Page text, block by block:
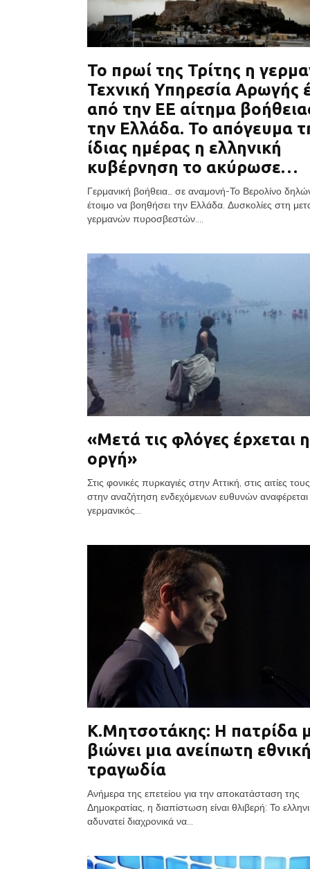
Το πρωί της Τρίτης η
Τεχνική Υπηρεσία Αρωγής
από την ΕΕ αίτημα
την Ελλάδα. Το απόγευμα
ίδιας ημέρας η ελληνική
κυβέρνηση το ακύρωσε…
Γερμανική βοήθεια… σε αναμονή-Το Βερολίνο
έτοιμο να βοηθήσει την Ελλάδα. Δυσκολίες στη
γερμανών πυροσβεστών....
«Μετά τις φλόγες έρχεται η
οργή»
Στις φονικές πυρκαγιές στην Αττική, στις αιτίες
στην αναζήτηση ενδεχόμενων ευθυνών
γερμανικός...
Κ.Μητσοτάκης: Η πατρίδα
βιώνει μια ανείπωτη
τραγωδία
Ανήμερα της επετείου για την αποκατάσταση της
Δημοκρατίας, η διαπίστωση είναι θλιβερή: Το
αδυνατεί διαχρονικά να...